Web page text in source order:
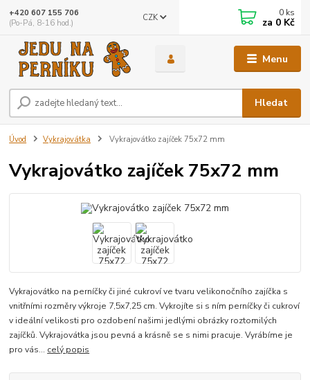
Menu
CZK
Hledat
+420 607 155 706
(Po-Pá, 8-16 hod.)
0 ks
za 0 Kč
Úvod Vykrajovátka Vykrajovátko zajíček 75x72 mm
Vykrajovátko zajíček 75x72 mm
Vykrajovátko na perníčky či jiné cukroví ve tvaru velikonočního zajíčka s
vnitřními rozměry výkroje 7,5x7,25 cm. Vykrojíte si s ním perníčky či cukroví
v ideální velikosti pro ozdobení našimi jedlými obrázky roztomilých
zajíčků. Vykrajovátka jsou pevná a krásně se s nimi pracuje. Vyrábíme je
pro vás... celý popis